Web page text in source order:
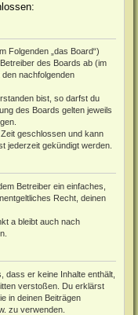
Folgenden „das Board“)
des Boards ab (im
den nachfolgenden
bist, so darfst du
des Boards gelten jeweils
geschlossen und kann
jederzeit gekündigt werden.
Betreiber ein einfaches,
Recht, deinen
a bleibt auch nach
dass er keine Inhalte enthält,
verstoßen. Du erklärst
in deinen Beiträgen
zu verwenden.